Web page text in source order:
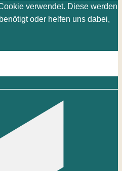
verwendet. Diese werden
oder helfen uns dabei,